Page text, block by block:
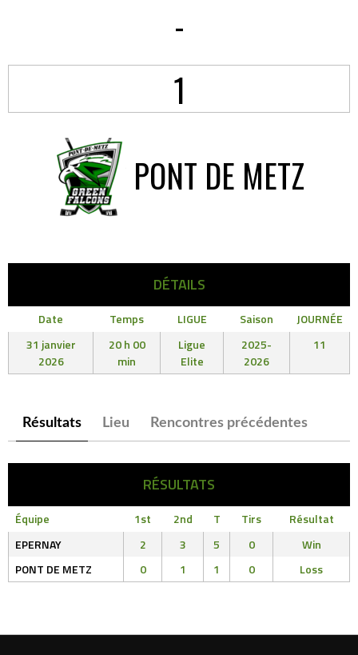
-
1
PONT DE METZ
DÉTAILS
Date Temps LIGUE Saison
JOURNÉE
31 janvier
2026
20 h 00
min
Ligue
Elite
2025-
2026
11
Résultats Lieu Rencontres précédentes
RÉSULTATS
Équipe 1st 2nd T Tirs
Résultat
EPERNAY
2 3 5 0
Win
PONT DE METZ
0 1 1 0 Loss